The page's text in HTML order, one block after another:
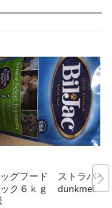
グフード ストラバイ
ック６ｋｇ dunkmel a